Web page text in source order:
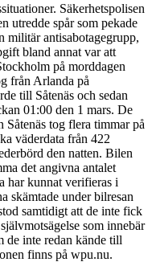
Säkerhetspolisen
utredde spår som pekade
militär antisabotagegrupp,
bland annat var att
på morddagen
från Arlanda på
till Såtenäs och sedan
01:00 den 1 mars. De
Såtenäs tog flera timmar på
väderdata från 422
den natten. Bilen
det angivna antalet
har kunnat verifieras i
skämtade under bilresan
samtidigt att de inte fick
som innebär
de inte redan kände till
finns på wpu.nu.